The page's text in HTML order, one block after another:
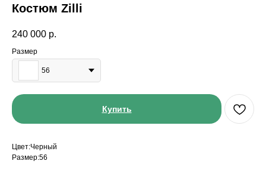
Костюм Zilli
240 000 р.
Размер
56
Купить
Цвет:Черный
Размер:56